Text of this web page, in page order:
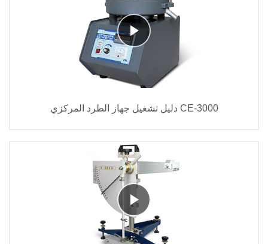
دليل تشغيل جهاز الطرد المركزي CE-3000